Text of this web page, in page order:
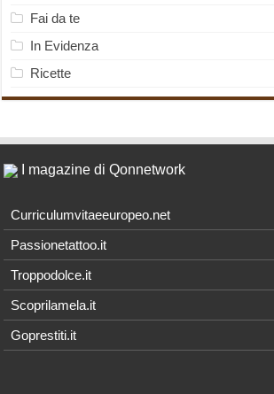
Fai da te
In Evidenza
Ricette
I magazine di Qonnetwork
Curriculumvitaeeuropeo.net
Passionetattoo.it
Troppodolce.it
Scoprilamela.it
Goprestiti.it